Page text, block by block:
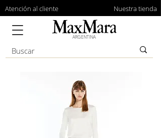
Atención al cliente Nuestra tienda
ARGENTINA